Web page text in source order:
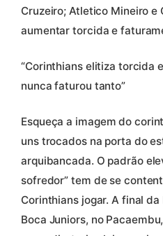
Cruzeiro; Atletico Mineiro e
aumentar torcida e
“Corinthians elitiza torcida
nunca faturou tanto”
Esqueça a imagem do
uns trocados na porta do
arquibancada. O padrão
sofredor” tem de se
Corinthians jogar. A final
Boca Juniors, no